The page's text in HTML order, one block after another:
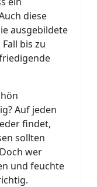
diese
ausgebildete
bis zu
Auf jeden
findet,
sollten
wer
und feuchte